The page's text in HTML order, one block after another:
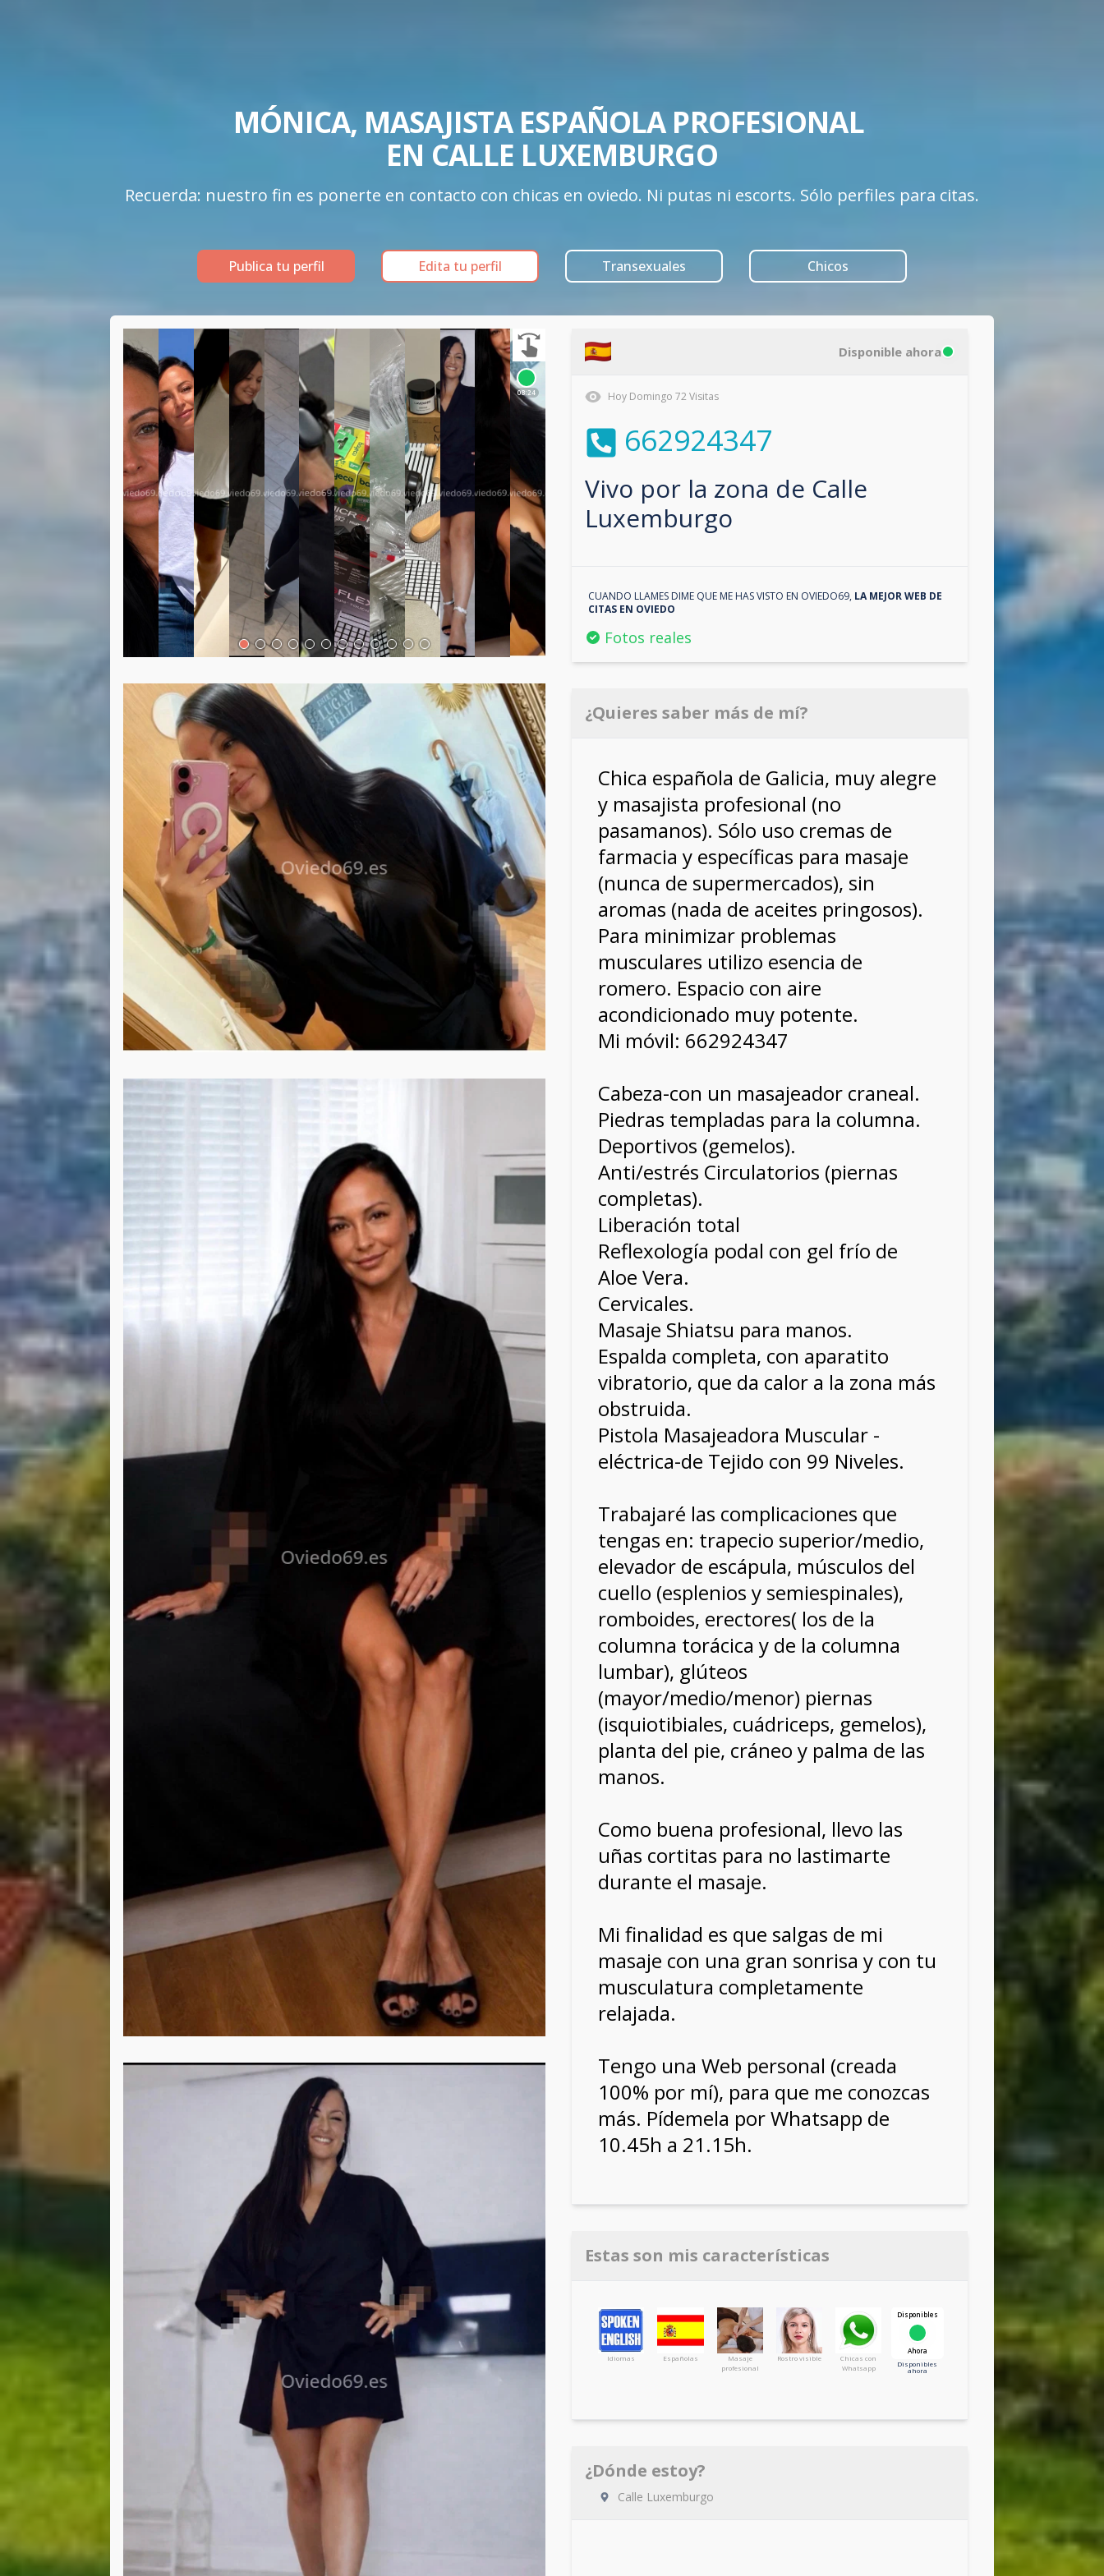
MÓNICA, MASAJISTA ESPAÑOLA PROFESIONAL
EN CALLE LUXEMBURGO
Recuerda: nuestro fin es ponerte en contacto con chicas en oviedo. Ni putas ni escorts. Sólo perfiles para citas.
Publica tu perfil Edita tu perfil Transexuales Chicos
08:24
Disponible ahora
Hoy Domingo 72 Visitas
662924347
Vivo por la zona de Calle
Luxemburgo
CUANDO LLAMES DIME QUE ME HAS VISTO EN OVIEDO69, LA MEJOR WEB DE
CITAS EN OVIEDO
Fotos reales
¿Quieres saber más de mí?
Chica española de Galicia, muy alegre
y masajista profesional (no
pasamanos). Sólo uso cremas de
farmacia y específicas para masaje
(nunca de supermercados), sin
aromas (nada de aceites pringosos).
Para minimizar problemas
musculares utilizo esencia de
romero. Espacio con aire
acondicionado muy potente.
Mi móvil: 662924347
Cabeza-con un masajeador craneal.
Piedras templadas para la columna.
Deportivos (gemelos).
Anti/estrés Circulatorios (piernas
completas).
Liberación total
Reflexología podal con gel frío de
Aloe Vera.
Cervicales.
Masaje Shiatsu para manos.
Espalda completa, con aparatito
vibratorio, que da calor a la zona más
obstruida.
Pistola Masajeadora Muscular -
eléctrica-de Tejido con 99 Niveles.
Trabajaré las complicaciones que
tengas en: trapecio superior/medio,
elevador de escápula, músculos del
cuello (esplenios y semiespinales),
romboides, erectores( los de la
columna torácica y de la columna
lumbar), glúteos
(mayor/medio/menor) piernas
(isquiotibiales, cuádriceps, gemelos),
planta del pie, cráneo y palma de las
manos.
Como buena profesional, llevo las
uñas cortitas para no lastimarte
durante el masaje.
Mi finalidad es que salgas de mi
masaje con una gran sonrisa y con tu
musculatura completamente
relajada.
Tengo una Web personal (creada
100% por mí), para que me conozcas
más. Pídemela por Whatsapp de
10.45h a 21.15h.
Estas son mis características
Idiomas Españolas
Masaje
profesional
Rostro visible
Chicas con
Whatsapp
Disponibles
Ahora
Disponibles
ahora
¿Dónde estoy?
Calle Luxemburgo